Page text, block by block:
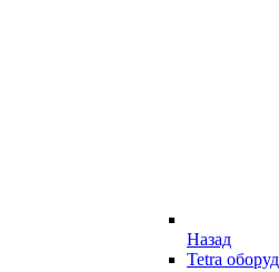
Назад
Tetra